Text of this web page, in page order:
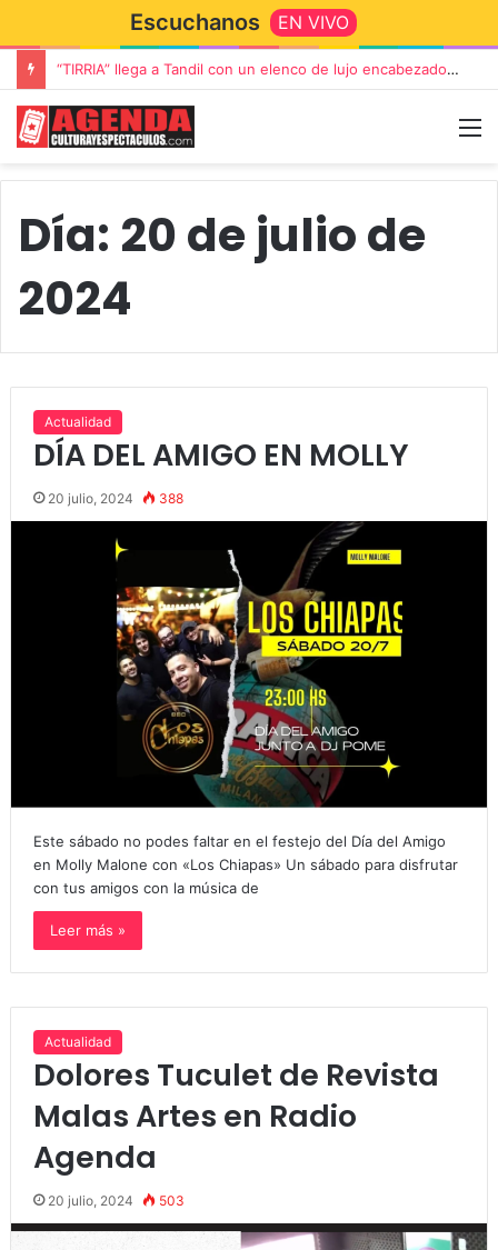
Escuchanos EN VIVO
Rata Blanca regresa a Tandil con un show demoledor en el Estadio Unión y Progreso
Día: 20 de julio de
2024
Actualidad
DÍA DEL AMIGO EN MOLLY
20 julio, 2024 388
Este sábado no podes faltar en el festejo del Día del Amigo
en Molly Malone con «Los Chiapas» Un sábado para disfrutar
con tus amigos con la música de
Leer más »
Actualidad
Dolores Tuculet de Revista
Malas Artes en Radio
Agenda
20 julio, 2024 503